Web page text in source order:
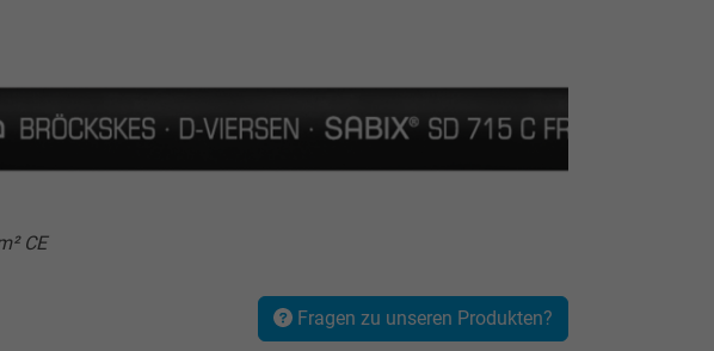
CE
Fragen zu unseren Produkten?